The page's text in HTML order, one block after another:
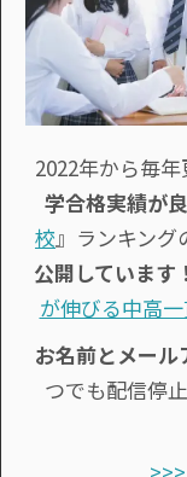
2022年から毎
学合格実績が
校』ランキング
公開しています！
が伸びる中高
お名前とメー
つでも配信停